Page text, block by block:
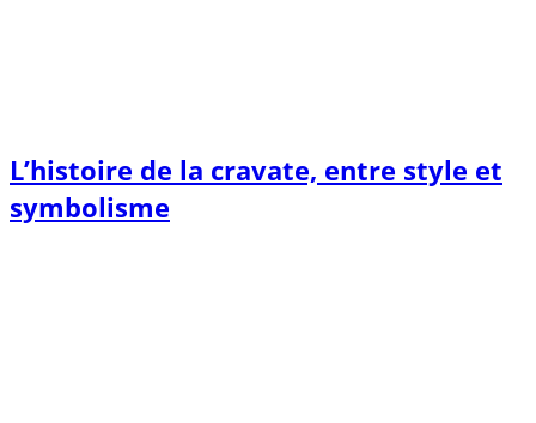
L’histoire de la cravate, entre style et
symbolisme